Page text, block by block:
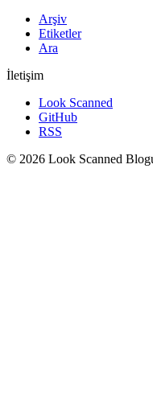
Arşiv
Etiketler
Ara
İletişim
Look Scanned
GitHub
RSS
© 2026 Look Scanned